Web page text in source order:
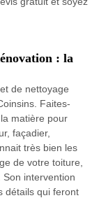
: la
de nettoyage
Faites-
matière pour
façadier,
très bien les
de votre toiture,
intervention
détails qui feront